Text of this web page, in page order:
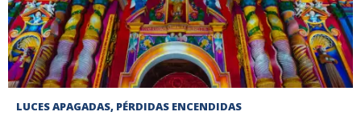
LUCES APAGADAS, PÉRDIDAS ENCENDIDAS